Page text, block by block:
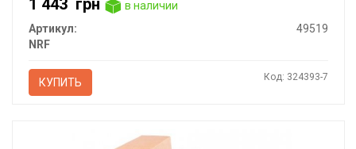
1 443 грн
в наличии
Артикул:
49519
NRF
КУПИТЬ Код: 324393-7